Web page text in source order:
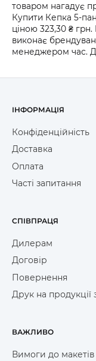
ЧЕРВОНИЙ
ЖОВТИЙ
СИНІЙ
ЧЕРВОНИЙ
товаром нагадує
Купити Кепка 5-
ціною 323,30 ₴
виконає
менеджером час.
ІНФОРМАЦІЯ
Конфіденційність
Доставка
Оплата
Часті запитання
СПІВПРАЦЯ
Дилерам
Договір
Повернення
Друк на продукції
ВАЖЛИВО
Вимоги до макетів